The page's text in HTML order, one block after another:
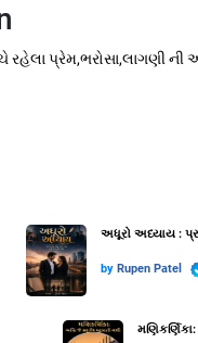
રહેલા પ્રેમ,ભરોસા,લાગણી
અધૂરો અધ્યાય :
by Rupen Patel